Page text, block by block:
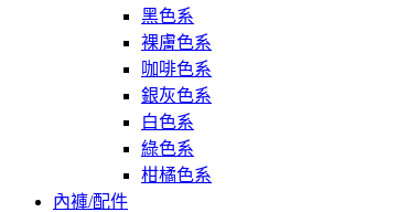
黑色系
裸膚色系
咖啡色系
銀灰色系
白色系
綠色系
柑橘色系
內褲/配件